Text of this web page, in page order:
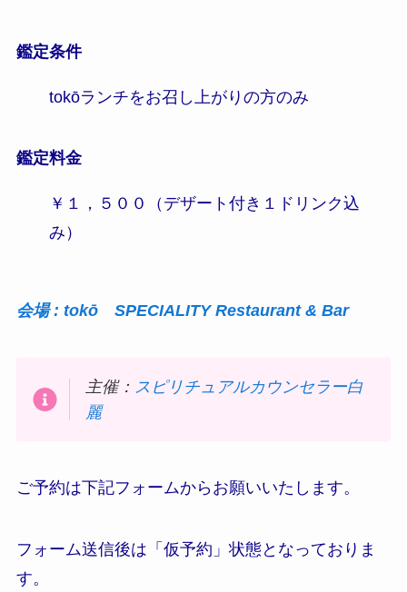
鑑定条件
tokōランチをお召し上がりの方のみ
鑑定料金
￥１，５００（デザート付き１ドリンク込
み）
会場 : tokō SPECIALITY Restaurant & Bar
主催： スピリチュアルカウンセラー白
麗
ご予約は下記フォームからお願いいたします。
フォーム送信後は「仮予約」状態となっておりま
す。